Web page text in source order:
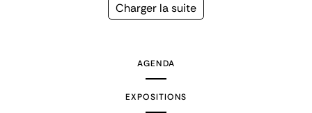
Page
Charger la suite
AGENDA
EXPOSITIONS